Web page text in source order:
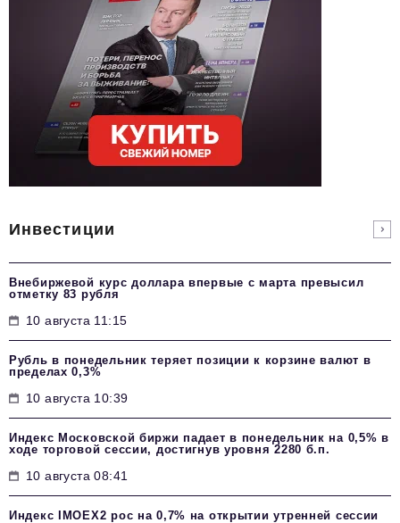
Инвестиции
Внебиржевой курс доллара впервые с марта превысил
отметку 83 рубля
10 августа 11:15
Рубль в понедельник теряет позиции к корзине валют в
пределах 0,3%
10 августа 10:39
Индекс Московской биржи падает в понедельник на 0,5% в
ходе торговой сессии, достигнув уровня 2280 б.п.
10 августа 08:41
Индекс IMOEX2 рос на 0,7% на открытии утренней сессии